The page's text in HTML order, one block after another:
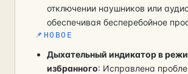
отключении наушников или
обеспечивая бесперебойное
📌 НОВОЕ
Дыхательный индикатор в
избранного: Исправлена